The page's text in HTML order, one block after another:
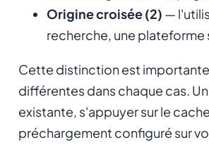
Origine croisée (2) —
recherche, une plateforme
Cette distinction est
différentes dans chaque cas.
existante, s'appuyer sur le
préchargement configuré sur